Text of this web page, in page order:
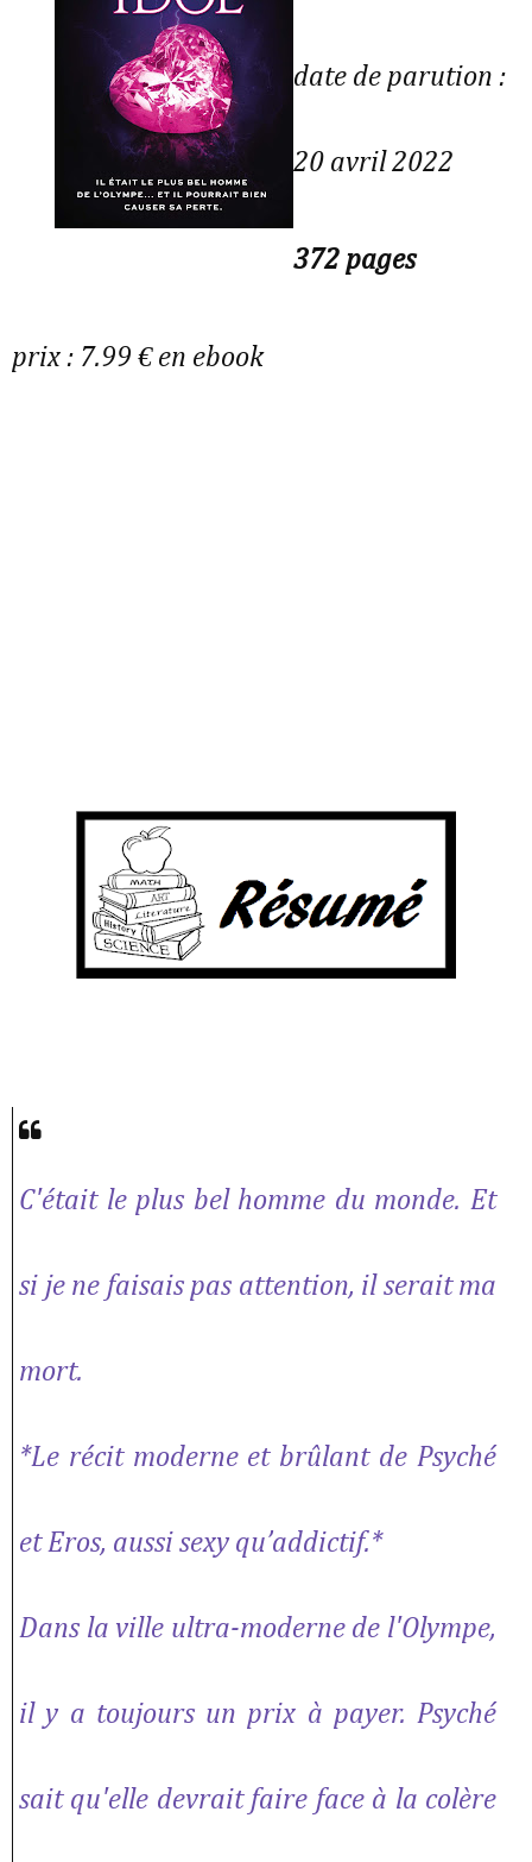
date de parution :
20 avril 2022
372 pages
prix : 7.99 € en ebook
C'était le plus bel homme du monde. Et
si je ne faisais pas attention, il serait ma
mort.
*Le récit moderne et brûlant de Psyché
et Eros, aussi sexy qu’addictif.*
Dans la ville ultra-moderne de l'Olympe,
il y a toujours un prix à payer. Psyché
sait qu'elle devrait faire face à la colère